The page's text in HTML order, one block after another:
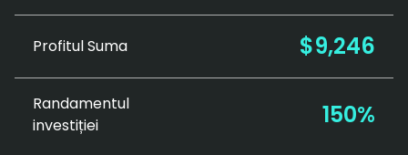
Profitul Suma $9,246
Randamentul
investiției
150%